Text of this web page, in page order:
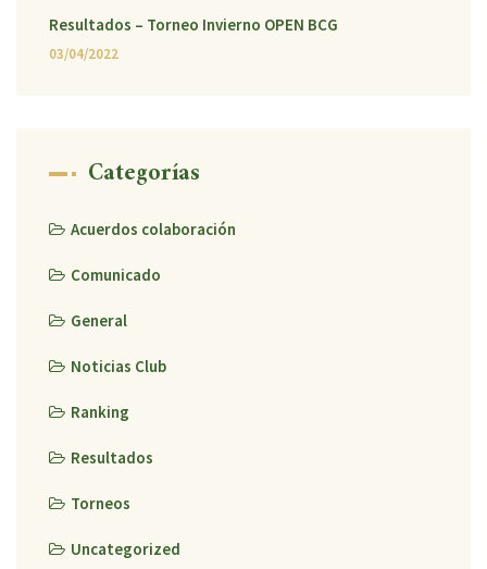
Resultados – Torneo Invierno OPEN BCG
03/04/2022
Categorías
Acuerdos colaboración
Comunicado
General
Noticias Club
Ranking
Resultados
Torneos
Uncategorized